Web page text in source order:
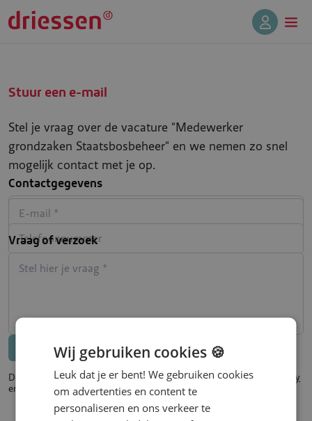
Stuur een e-mail
Stel je vraag over de vacature "Medewerker
grondzaken Staatsbosbeheer" en we nemen zo snel
mogelijk contact met je op.
Contactgegevens
Vraag of verzoek
Bericht versturen Annuleren
Deze pagina wordt beschermd door reCAPTCHA en dePrivacy Policy
en
Voorwaardenvan Google zijn van toepassing.
Wij gebruiken cookies 🍪
Leuk dat je er bent! We gebruiken cookies
om advertenties en content te
personaliseren en ons verkeer te